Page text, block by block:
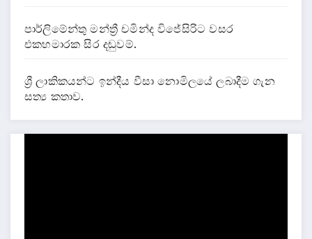
පාර්ලිමේන්තු මන්ත්‍රී චමින්ද විජේසිරිට වසර
එකහමාරක සිර දඬුවම්.
ශ්‍රී ලාකිකයන්ට ඉන්දීය වීසා නොමිලයේ ලබාදීම ගැන
සත්‍ය කතාව.